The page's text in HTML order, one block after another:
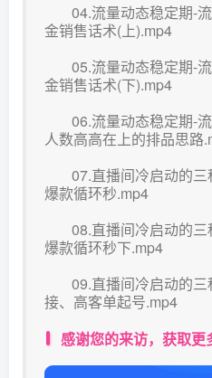
04.流量动态稳定期-
金销售话术(上).mp4
05.流量动态稳定期-
金销售话术(下).mp4
06.流量动态稳定期-
人数高高在上的排品思路
07.直播间冷启动的
爆款循环秒.mp4
08.直播间冷启动的
爆款循环秒下.mp4
09.直播间冷启动的
接、高客单起号.mp4
感谢您的来访，获取更